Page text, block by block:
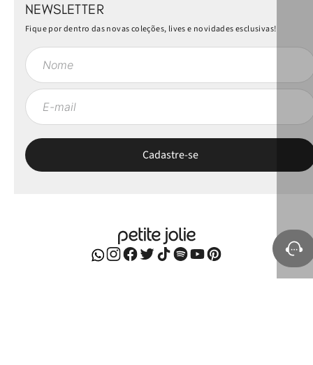
NEWSLETTER
Fique por dentro das novas coleções, lives e novidades esclusivas!